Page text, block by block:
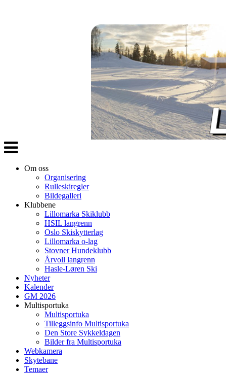
Veksle
navigasjon
Om oss
Organisering
Rulleskiregler
Bildegalleri
Klubbene
Lillomarka Skiklubb
HSIL langrenn
Oslo Skiskytterlag
Lillomarka o-lag
Stovner Hundeklubb
Årvoll langrenn
Hasle-Løren Ski
Nyheter
Kalender
GM 2026
Multisportuka
Multisportuka
Tilleggsinfo Multisportuka
Den Store Sykkeldagen
Bilder fra Multisportuka
Webkamera
Skytebane
Temaer